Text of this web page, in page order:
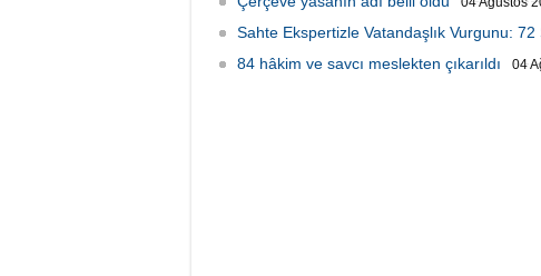
Sahte Ekspertizle Vatandaşlık Vurgunu: 72
84 hâkim ve savcı meslekten çıkarıldı 04